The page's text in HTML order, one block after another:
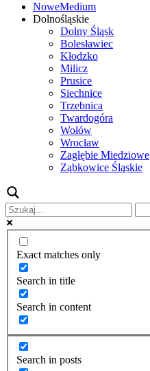
NoweMedium
Dolnośląskie
Dolny Śląsk
Bolesławiec
Kłodzko
Milicz
Prusice
Siechnice
Trzebnica
Twardogóra
Wołów
Wrocław
Zagłębie Miedziowe
Ząbkowice Śląskie
Exact matches only
Search in title
Search in content
Search in posts